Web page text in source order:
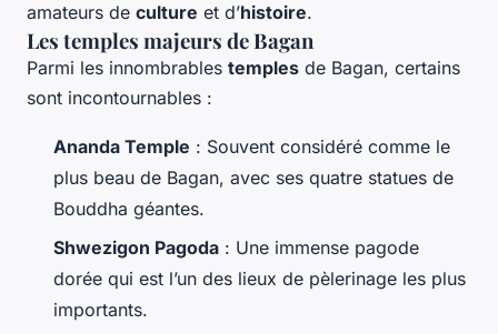
amateurs de culture et d’histoire.
Les temples majeurs de Bagan
Parmi les innombrables temples de Bagan, certains
sont incontournables :
Ananda Temple : Souvent considéré comme le
plus beau de Bagan, avec ses quatre statues de
Bouddha géantes.
Shwezigon Pagoda : Une immense pagode
dorée qui est l’un des lieux de pèlerinage les plus
importants.